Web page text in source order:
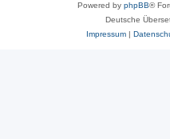
Powered by phpBB®
Deutsche
Impressum |